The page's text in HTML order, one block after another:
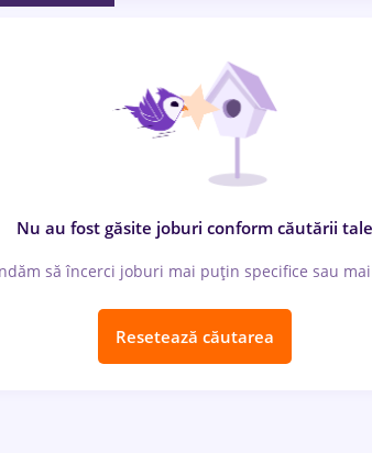
Nu au fost găsite joburi conform căutării tale
să încerci joburi mai puțin specifice sau
Resetează căutarea